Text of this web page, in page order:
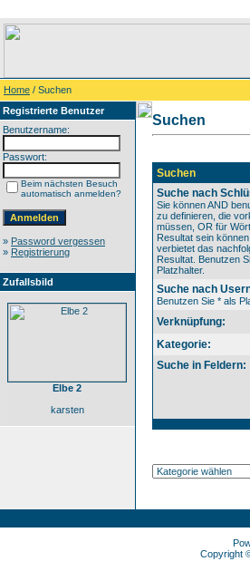
Home / Suchen
Registrierte Benutzer
Benutzername:
Passwort:
Beim nächsten Besuch
automatisch anmelden?
» Password vergessen
» Registrierung
Zufallsbild
Elbe 2
karsten
Suchen
Suchen
Suche nach
Sie können AND
zu definieren, die
müssen, OR für
Resultat sein
verbietet das
Resultat. Benutzen
Platzhalter.
Suche nach
Benutzen Sie * als
Verknüpfung:
Kategorie:
Suche in Feldern:
Copyright